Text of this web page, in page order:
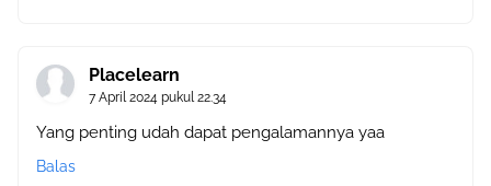
Placelearn
7 April 2024 pukul 22.34
Yang penting udah dapat pengalamannya yaa
Balas